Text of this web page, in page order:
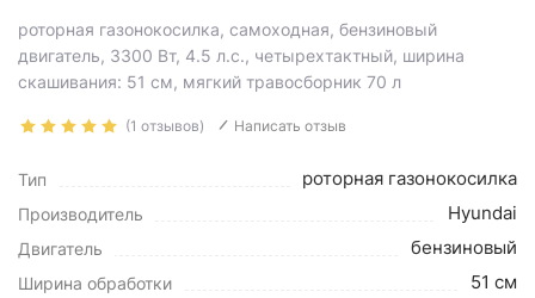
роторная газонокосилка, самоходная, бензиновый
двигатель, 3300 Вт, 4.5 л.с., четырехтактный, ширина
скашивания: 51 см, мягкий травосборник 70 л
(1 отзывов) Написать отзыв
Тип роторная газонокосилка
Производитель Hyundai
Двигатель бензиновый
Ширина обработки 51 см